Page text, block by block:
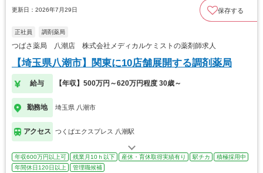
更新日：2026年7月29日 保存する
正社員 調剤薬局
つばさ薬局 八潮店 株式会社メディカルケミストの薬剤師求人
【埼玉県八潮市】関東に10店舗展開する調剤薬局
給与 【年収】500万円～620万円程度 30歳～
勤務地 埼玉県 八潮市
アクセス つくばエクスプレス 八潮駅
年収600万円以上可 残業月10ｈ以下 産休・育休取得実績有り 駅チカ
積極採用中
年間休日120日以上
管理職候補